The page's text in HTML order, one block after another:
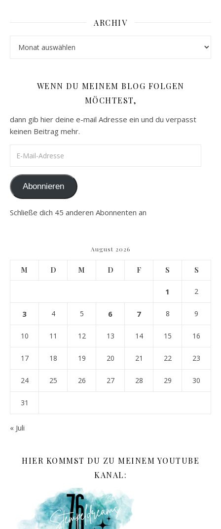
ARCHIV
WENN DU MEINEM BLOG FOLGEN
MÖCHTEST,
dann gib hier deine e-mail Adresse ein und du verpasst
keinen Beitrag mehr.
Abonnieren
Schließe dich 45 anderen Abonnenten an
August 2026
M D M D F S S
1 2
3 4 5 6 7 8 9
10 11 12 13 14 15 16
17 18 19 20 21 22 23
24 25 26 27 28 29 30
31
« Juli
HIER KOMMST DU ZU MEINEM YOUTUBE
KANAL: